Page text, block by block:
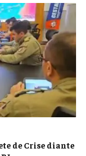
de Crise diante